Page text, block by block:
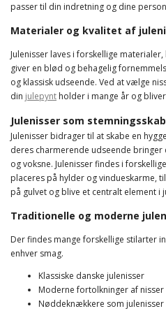
passer til din indretning og dine
Materialer og kvalitet af
Julenisser laves i forskellige
giver en blød og behagelig
og klassisk udseende. Ved at vælge
din julepynt holder i mange år og
Julenisser som
Julenisser bidrager til at skabe en
deres charmerende udseende
og voksne. Julenisser findes i
placeres på hylder og vindueskarme,
på gulvet og blive et centralt element i
Traditionelle og moderne
Der findes mange forskellige stilarter
enhver smag.
Klassiske danske julenisser
Moderne fortolkninger af nisser
Nøddeknækkere som julenisser